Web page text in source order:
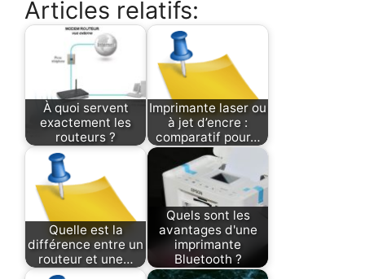
Articles relatifs:
À quoi servent
exactement les
routeurs ?
Imprimante laser ou
à jet d’encre :
comparatif pour…
Quelle est la
différence entre un
routeur et une…
Quels sont les
avantages d'une
imprimante
Bluetooth ?